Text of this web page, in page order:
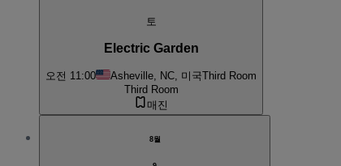
토
Electric Garden
오전 11:00 Asheville, NC, 미국Third Room
Third Room
매진
8월